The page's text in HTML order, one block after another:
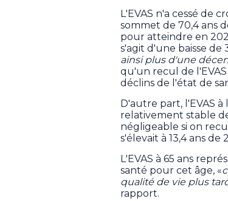
L'EVAS n'a cessé de
sommet de 70,4 ans
pour atteindre en
s'agit d'une baisse de
ainsi plus d'une
qu'un recul de
déclins de l'état de
D'autre part, l'EVAS à
relativement stable
négligeable si on
s'élevait à 13,4 ans de
L'EVAS à 65 ans
santé pour cet âge, «
qualité de vie plus
rapport.